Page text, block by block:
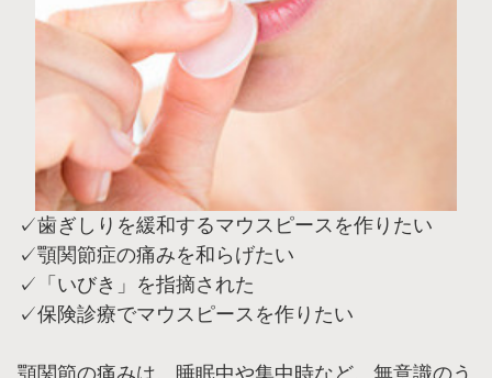
✓歯ぎしりを緩和するマウスピースを作りたい
✓顎関節症の痛みを和らげたい
✓「いびき」を指摘された
✓保険診療でマウスピースを作りたい
顎関節の痛みは、睡眠中や集中時など、無意識のう